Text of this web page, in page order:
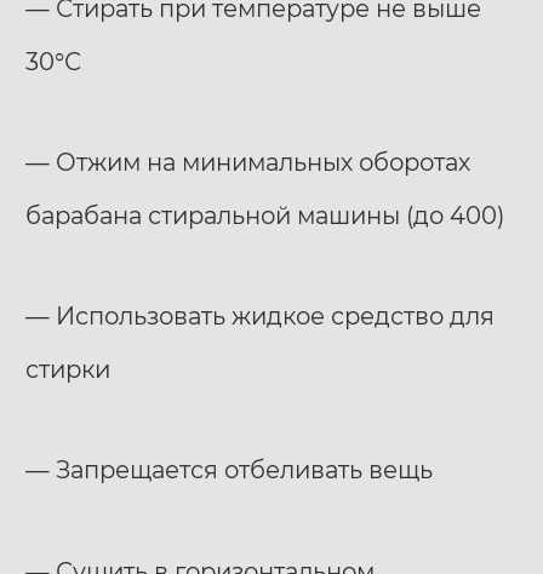
— Стирать при температуре не выше
30°С
— Отжим на минимальных оборотах
барабана стиральной машины (до 400)
— Использовать жидкое средство для
стирки
— Запрещается отбеливать вещь